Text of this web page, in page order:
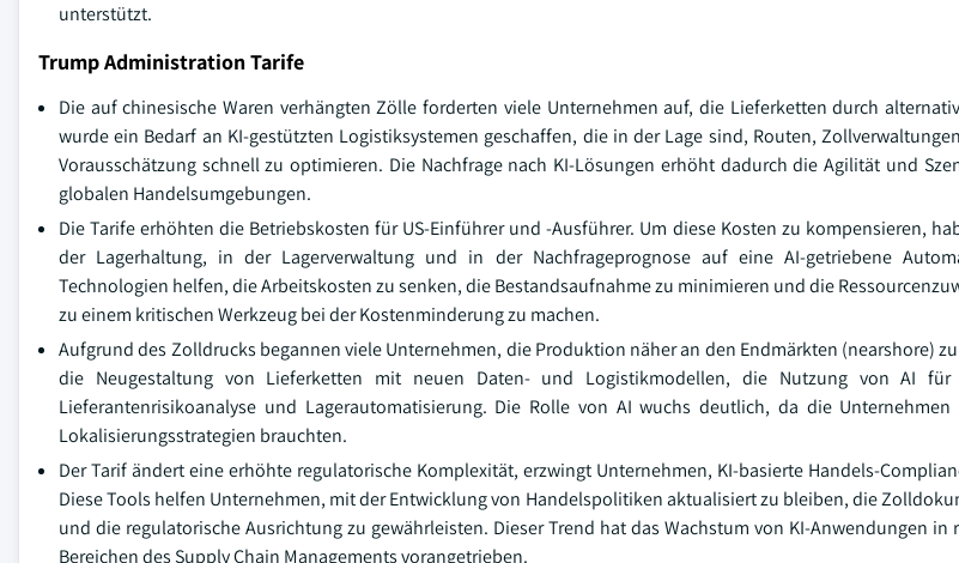
unterstützt.
Trump Administration Tarife
Die auf chinesische Waren verhängten Zölle forderten viele Unternehmen auf, die Lieferketten durch
wurde ein Bedarf an KI-gestützten Logistiksystemen geschaffen, die in der Lage sind, Routen,
Vorausschätzung schnell zu optimieren. Die Nachfrage nach KI-Lösungen erhöht dadurch die Agilität und
globalen Handelsumgebungen.
Die Tarife erhöhten die Betriebskosten für US-Einführer und -Ausführer. Um diese Kosten zu kompensieren,
der Lagerhaltung, in der Lagerverwaltung und in der Nachfrageprognose auf eine AI-getriebene
Technologien helfen, die Arbeitskosten zu senken, die Bestandsaufnahme zu minimieren und die
zu einem kritischen Werkzeug bei der Kostenminderung zu machen.
Aufgrund des Zolldrucks begannen viele Unternehmen, die Produktion näher an den Endmärkten (nearshore)
die Neugestaltung von Lieferketten mit neuen Daten- und Logistikmodellen, die Nutzung von AI für
Lieferantenrisikoanalyse und Lagerautomatisierung. Die Rolle von AI wuchs deutlich, da die Unternehmen
Lokalisierungsstrategien brauchten.
Der Tarif ändert eine erhöhte regulatorische Komplexität, erzwingt Unternehmen, KI-basierte Handels-
Diese Tools helfen Unternehmen, mit der Entwicklung von Handelspolitiken aktualisiert zu bleiben, die
und die regulatorische Ausrichtung zu gewährleisten. Dieser Trend hat das Wachstum von KI-Anwendungen
Bereichen des Supply Chain Managements vorangetrieben.